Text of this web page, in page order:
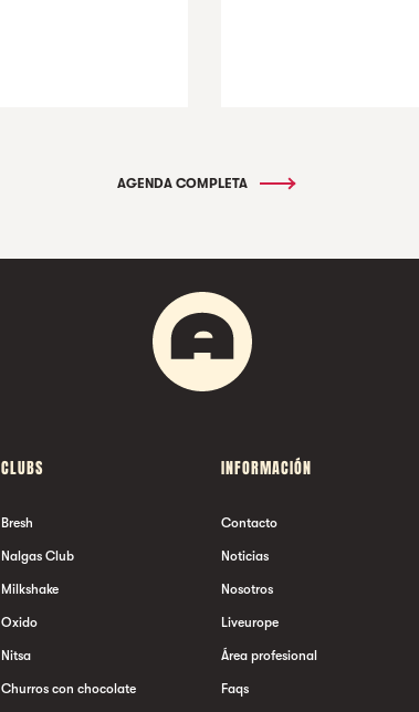
AGENDA COMPLETA
CLUBS
Bresh
Nalgas Club
Milkshake
Oxido
Nitsa
Churros con chocolate
INFORMACIÓN
Contacto
Noticias
Nosotros
Liveurope
Área profesional
Faqs